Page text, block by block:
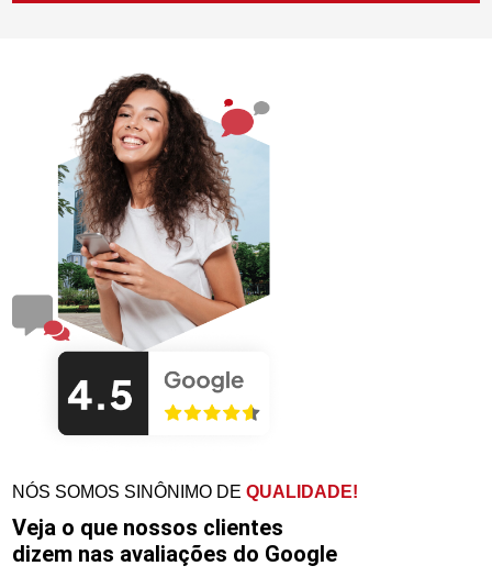
NÓS SOMOS SINÔNIMO DEQUALIDADE!
Veja o que nossos clientes
dizem nas avaliações do Google